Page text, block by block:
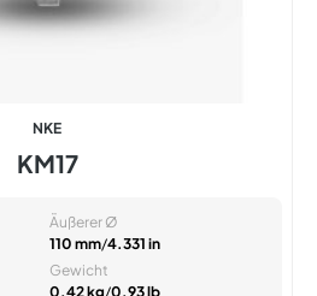
NKE
KM17
Äußerer Ø
110 mm/4.331 in
Gewicht
0.42 kg/0.93 lb